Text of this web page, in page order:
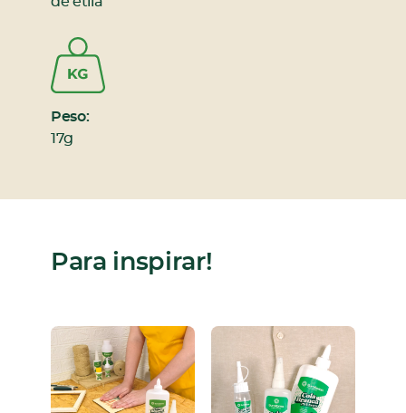
Peso:
17g
Para inspirar!